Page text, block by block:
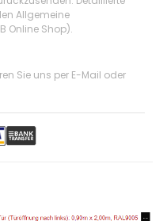
Allgemeine
Online Shop).
Sie uns per E-Mail oder